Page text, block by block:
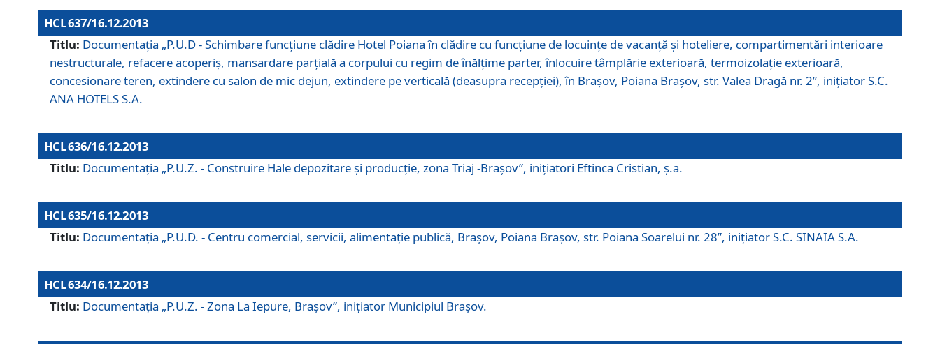
HCL 637/16.12.2013
Titlu: Documentaţia „P.U.D - Schimbare funcţiune clădire Hotel Poiana în clădire cu funcţiune de locuinţe de vacanţă şi hoteliere, compartimentări interioare
nestructurale, refacere acoperiş, mansardare parţială a corpului cu regim de înălţime parter, înlocuire tâmplărie exterioară, termoizolaţie exterioară,
concesionare teren, extindere cu salon de mic dejun, extindere pe verticală (deasupra recepţiei), în Braşov, Poiana Braşov, str. Valea Dragă nr. 2”, iniţiator S.C.
ANA HOTELS S.A.
HCL 636/16.12.2013
Titlu: Documentaţia „P.U.Z. - Construire Hale depozitare şi producţie, zona Triaj -Braşov”, iniţiatori Eftinca Cristian, ş.a.
HCL 635/16.12.2013
Titlu: Documentaţia „P.U.D. - Centru comercial, servicii, alimentaţie publică, Braşov, Poiana Braşov, str. Poiana Soarelui nr. 28”, iniţiator S.C. SINAIA S.A.
HCL 634/16.12.2013
Titlu: Documentaţia „P.U.Z. - Zona La Iepure, Braşov”, iniţiator Municipiul Braşov.